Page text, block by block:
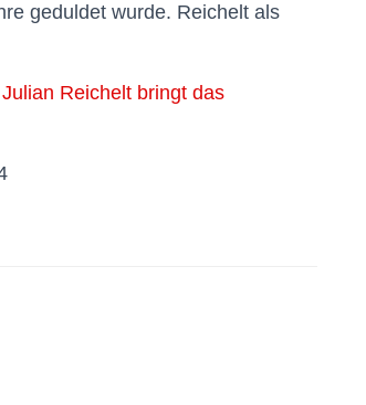
geduldet wurde. Reichelt als
Reichelt bringt das